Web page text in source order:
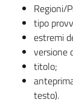
Regioni/
tipo
estremi
versione
titolo;
testo).